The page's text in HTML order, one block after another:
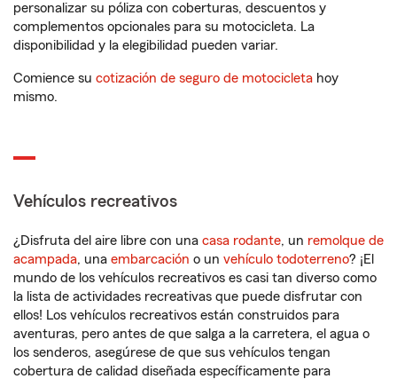
personalizar su póliza con coberturas, descuentos y
complementos opcionales para su motocicleta. La
disponibilidad y la elegibilidad pueden variar.
Comience su cotización de seguro de motocicleta hoy
mismo.
Vehículos recreativos
¿Disfruta del aire libre con una casa rodante, un remolque de
acampada, una embarcación o un vehículo todoterreno? ¡El
mundo de los vehículos recreativos es casi tan diverso como
la lista de actividades recreativas que puede disfrutar con
ellos! Los vehículos recreativos están construidos para
aventuras, pero antes de que salga a la carretera, el agua o
los senderos, asegúrese de que sus vehículos tengan
cobertura de calidad diseñada específicamente para